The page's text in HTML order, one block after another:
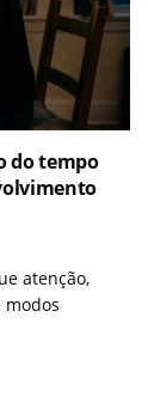
do tempo
atenção,